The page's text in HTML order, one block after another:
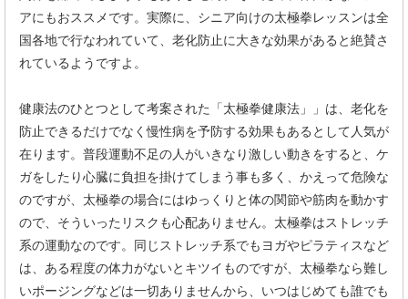
アにもおススメです。実際に、シニア向けの太極拳レッスンは全
国各地で行なわれていて、老化防止に大きな効果があると絶賛さ
れているようですよ。
健康法のひとつとして考案された「太極拳健康法」」は、老化を
防止できるだけでなく慢性病を予防する効果もあるとして人気が
在ります。普段運動不足の人がいきなり激しい動きをすると、ケ
ガをしたり心臓に負担を掛けてしまう事も多く、かえって危険な
のですが、太極拳の場合にはゆっくりと体の関節や筋肉を動かす
ので、そういったリスクも心配ありません。太極拳はストレッチ
系の運動なのです。同じストレッチ系でもヨガやピラティスなど
は、ある程度の体力がないとキツイものですが、太極拳なら難し
いポージングなどは一切ありませんから、いつはじめても誰でも